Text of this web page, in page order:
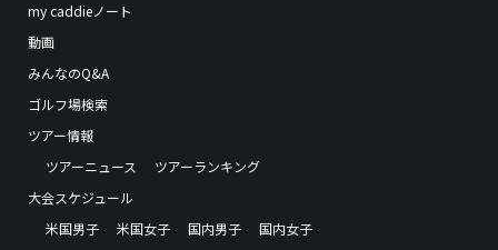
my caddieノート
動画
みんなのQ&A
ゴルフ場検索
ツアー情報
ツアーニュース
ツアーランキング
大会スケジュール
米国男子
米国女子 国内男子
国内女子